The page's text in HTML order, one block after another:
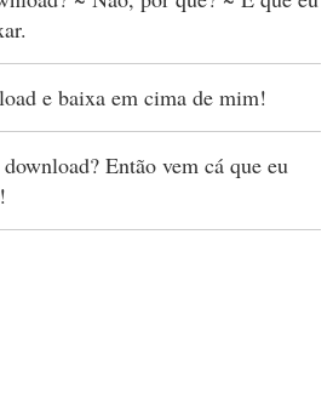
e baixa em cima de mim!
Então vem cá que eu